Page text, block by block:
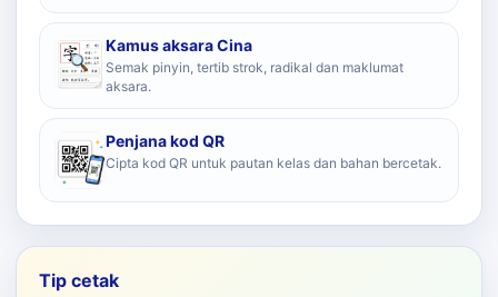
Kamus aksara Cina
Semak pinyin, tertib strok, radikal dan maklumat
aksara.
Penjana kod QR
Cipta kod QR untuk pautan kelas dan bahan bercetak.
Tip cetak